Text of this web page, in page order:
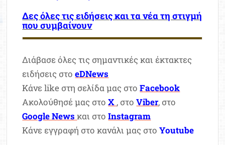
Δες όλες τις ειδήσεις και τα νέα τη στιγμή
που συμβαίνουν
Διάβασε όλες τις σημαντικές και έκτακτες
ειδήσεις στοeDNews
Κάνε like στη σελίδα μας στοFacebook
Ακολούθησέ μας στοX , στοViber, στο
Google News και στοInstagram
Κάνε εγγραφή στο κανάλι μας στοYoutube